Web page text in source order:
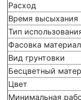
Расход
Время высыхания
Тип
Фасовка
Вид грунтовки
Бесцветный
Цвет
Минимальная